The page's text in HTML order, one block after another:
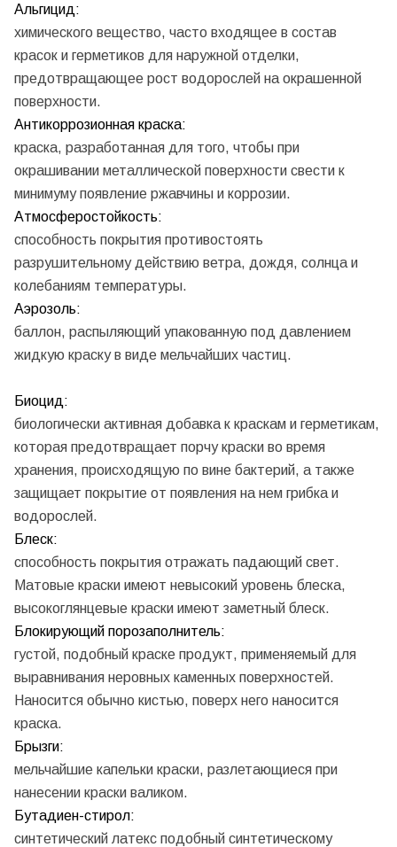
Альгицид:
химического вещество, часто входящее в состав
красок и герметиков для наружной отделки,
предотвращающее рост водорослей на окрашенной
поверхности.
Антикоррозионная краска:
краска, разработанная для того, чтобы при
окрашивании металлической поверхности свести к
минимуму появление ржавчины и коррозии.
Атмосферостойкость:
способность покрытия противостоять
разрушительному действию ветра, дождя, солнца и
колебаниям температуры.
Аэрозоль:
баллон, распыляющий упакованную под давлением
жидкую краску в виде мельчайших частиц.
Биоцид:
биологически активная добавка к краскам и герметикам,
которая предотвращает порчу краски во время
хранения, происходящую по вине бактерий, а также
защищает покрытие от появления на нем грибка и
водорослей.
Блеск:
способность покрытия отражать падающий свет.
Матовые краски имеют невысокий уровень блеска,
высокоглянцевые краски имеют заметный блеск.
Блокирующий порозаполнитель:
густой, подобный краске продукт, применяемый для
выравнивания неровных каменных поверхностей.
Наносится обычно кистью, поверх него наносится
краска.
Брызги:
мельчайшие капельки краски, разлетающиеся при
нанесении краски валиком.
Бутадиен-стирол:
синтетический латекс подобный синтетическому